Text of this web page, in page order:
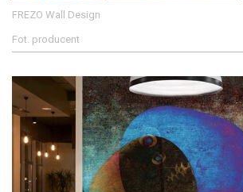
FREZO Wall Design
Fot. producent